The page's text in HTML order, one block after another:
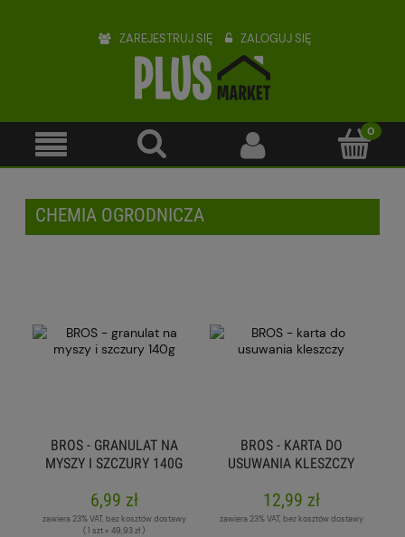
ZAREJESTRUJ SIĘ ZALOGUJ SIĘ
CHEMIA OGRODNICZA
BROS - GRANULAT NA
MYSZY I SZCZURY 140G
6,99 zł
zawiera 23% VAT, bez kosztów dostawy
( 1 szt = 49,93 zł )
BROS - KARTA DO
USUWANIA KLESZCZY
12,99 zł
zawiera 23% VAT, bez kosztów dostawy